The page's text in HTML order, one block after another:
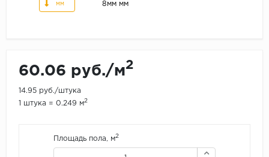
мм
8мм мм
60.06 руб./м2
14.95 руб./штука
1 штука = 0.249 м2
Площадь пола, м2